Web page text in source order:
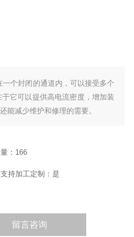
个封闭的通道内，可以接受多个
它可以提供高电流密度，增加装
能减少维护和修理的需要。
：166
持加工定制：是
留言咨询